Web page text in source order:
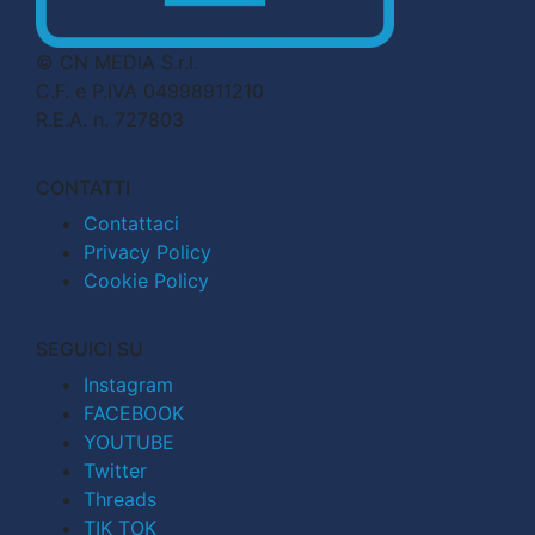
© CN MEDIA S.r.l.
C.F. e P.IVA 04998911210
R.E.A. n. 727803
CONTATTI
Contattaci
Privacy Policy
Cookie Policy
SEGUICI SU
Instagram
FACEBOOK
YOUTUBE
Twitter
Threads
TIK TOK